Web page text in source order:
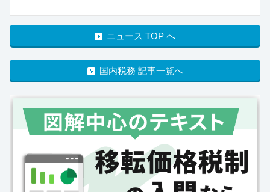
ニュース TOP へ
国内税務 記事一覧へ